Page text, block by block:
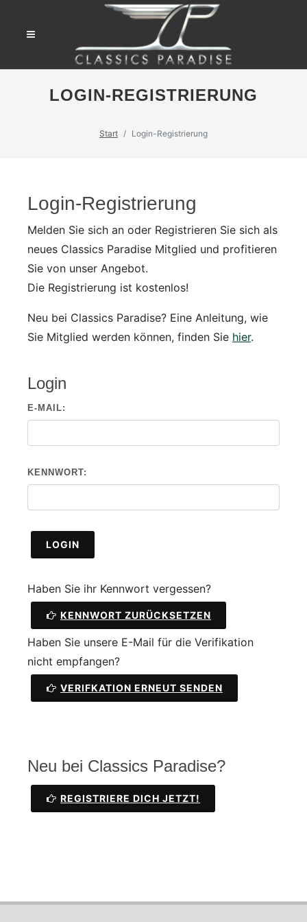
LOGIN-REGISTRIERUNG
Start Login-Registrierung
Login-Registrierung
Melden Sie sich an oder Registrieren Sie sich als
neues Classics Paradise Mitglied und profitieren
Sie von unser Angebot.
Die Registrierung ist kostenlos!
Neu bei Classics Paradise? Eine Anleitung, wie
Sie Mitglied werden können, finden Sie hier.
Login
E-MAIL:
KENNWORT:
LOGIN
Haben Sie ihr Kennwort vergessen?
KENNWORT ZURÜCKSETZEN
Haben Sie unsere E-Mail für die Verifikation
nicht empfangen?
VERIFKATION ERNEUT SENDEN
Neu bei Classics Paradise?
REGISTRIERE DICH JETZT!